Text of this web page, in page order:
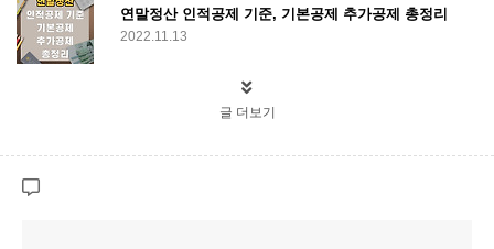
연말정산 인적공제 기준, 기본공제 추가공제 총정리
2022.11.13
글 더보기